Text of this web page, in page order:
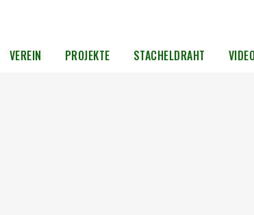
VEREIN PROJEKTE STACHELDRAHT